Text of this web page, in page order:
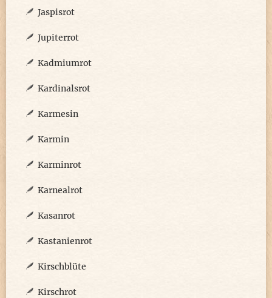
Jaspisrot
Jupiterrot
Kadmiumrot
Kardinalsrot
Karmesin
Karmin
Karminrot
Karnealrot
Kasanrot
Kastanienrot
Kirschblüte
Kirschrot